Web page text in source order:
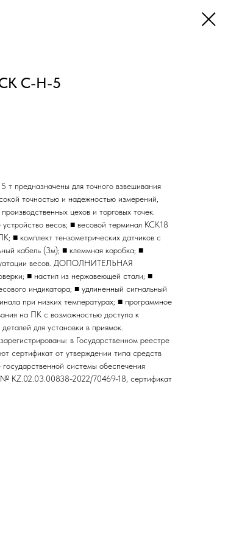
С-Н-5
предназначены для точного взвешивания
точностью и надежностью измерений,
цехов и торговых точек.
весов; ■ весовой терминал КСК18
■ комплект тензометрических датчиков с
кабель (3м); ■ клеммная коробка; ■
весов. ДОПОЛНИТЕЛЬНАЯ
■ настил из нержавеющей стали; ■
индикатора; ■ удлиненный сигнальный
при низких температурах; ■ программное
на ПК с возможностью доступа к
для установки в приямок.
в Государственном реестре
от утверждении типа средств
системы обеспечения
№ KZ.02.03.00838-2022/70469-18, сертификат